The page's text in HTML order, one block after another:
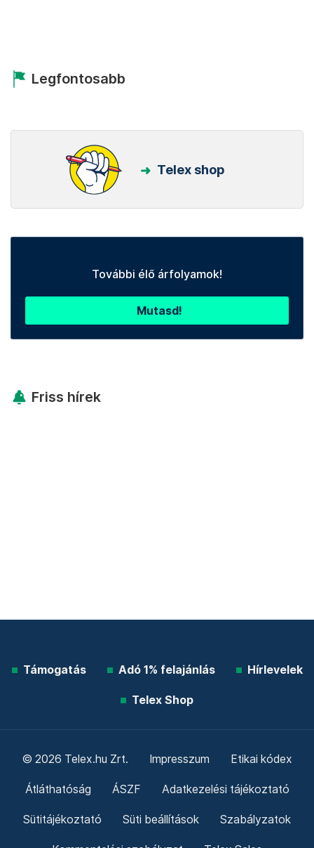
Legfontosabb
Telex shop
További élő árfolyamok!
Mutasd!
Friss hírek
Támogatás Adó 1% felajánlás Hírlevelek
Telex Shop
© 2026 Telex.hu Zrt. Impresszum Etikai kódex
Átláthatóság ÁSZF Adatkezelési tájékoztató
Sütitájékoztató Süti beállítások Szabályzatok